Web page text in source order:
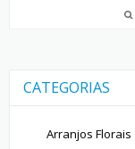
CATEGORIAS
Arranjos Florais